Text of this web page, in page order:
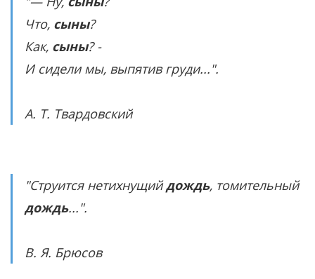
Что, сыны?
Как, сыны? -
И сидели мы, выпятив груди...".
А. Т. Твардовский
"Струится нетихнущийдождь, томительный
дождь...".
В. Я. Брюсов